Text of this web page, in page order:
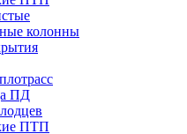
колонны
ПД
ПТП